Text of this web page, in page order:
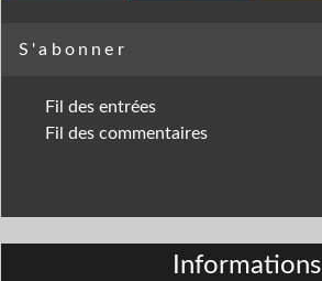
S'abonner
Fil des entrées
Fil des commentaires
Informations